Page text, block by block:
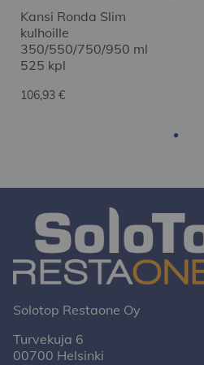
Kansi Ronda Slim
kulhoille
350/550/750/950 ml
525 kpl
106,93 €
Solotop Restaone Oy
Turvekuja 6
00700 Helsinki